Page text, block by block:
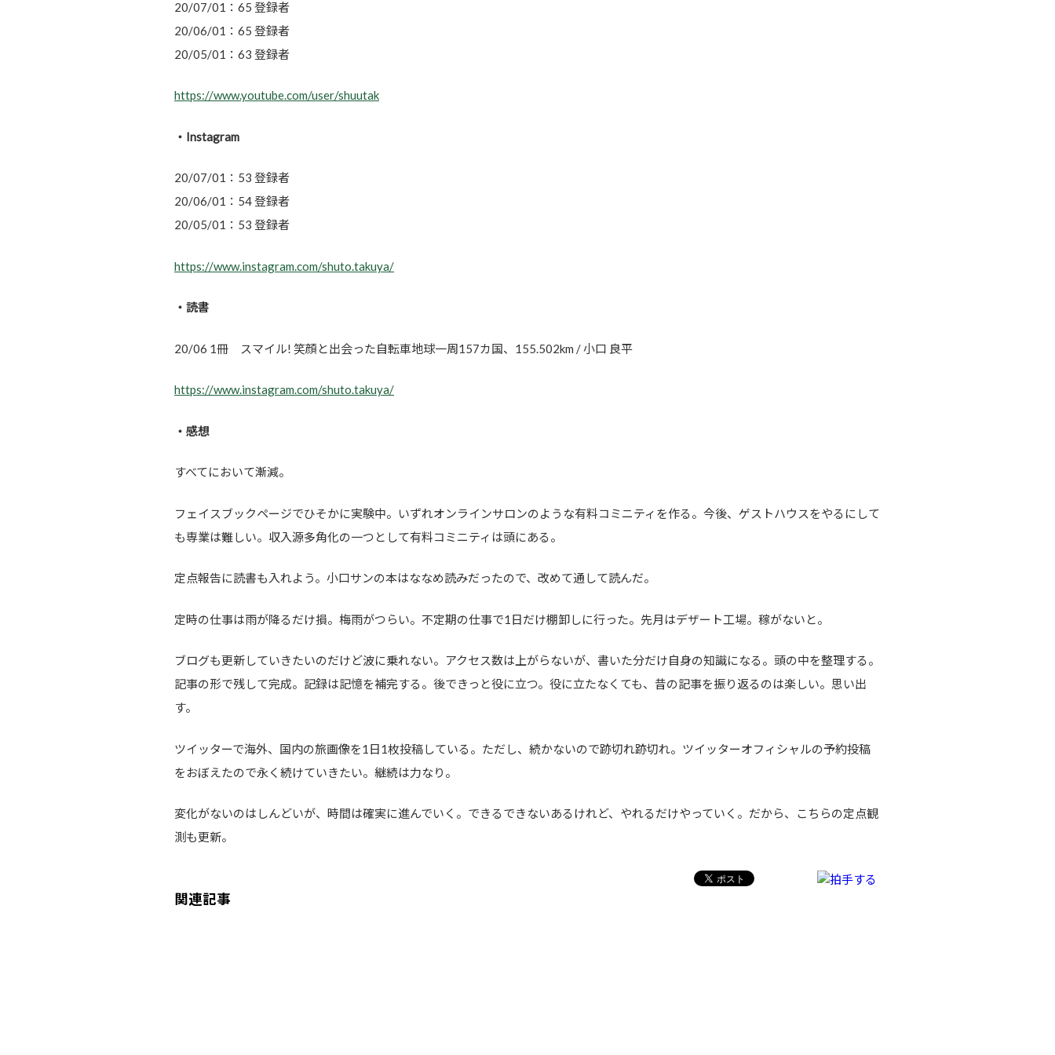
20/07/01：65 登録者
20/06/01：65 登録者
20/05/01：63 登録者
https://www.youtube.com/user/shuutak
・Instagram
20/07/01：53 登録者
20/06/01：54 登録者
20/05/01：53 登録者
https://www.instagram.com/shuto.takuya/
・読書
20/06 1冊 スマイル! 笑顔と出会った自転車地球一周157カ国、155.502km / 小口 良平
https://www.instagram.com/shuto.takuya/
・感想
すべてにおいて漸減。
フェイスブックページでひそかに実験中。いずれオンラインサロンのような有料コミニティを作る。今後、ゲストハウスをやるにして
も専業は難しい。収入源多角化の一つとして有料コミニティは頭にある。
定点報告に読書も入れよう。小口サンの本はななめ読みだったので、改めて通して読んだ。
定時の仕事は雨が降るだけ損。梅雨がつらい。不定期の仕事で1日だけ棚卸しに行った。先月はデザート工場。稼がないと。
ブログも更新していきたいのだけど波に乗れない。アクセス数は上がらないが、書いた分だけ自身の知識になる。頭の中を整理する。
記事の形で残して完成。記録は記憶を補完する。後できっと役に立つ。役に立たなくても、昔の記事を振り返るのは楽しい。思い出
す。
ツイッターで海外、国内の旅画像を1日1枚投稿している。ただし、続かないので跡切れ跡切れ。ツイッターオフィシャルの予約投稿
をおぼえたので永く続けていきたい。継続は力なり。
変化がないのはしんどいが、時間は確実に進んでいく。できるできないあるけれど、やれるだけやっていく。だから、こちらの定点観
測も更新。
関連記事